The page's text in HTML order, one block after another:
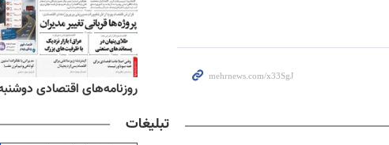
روزنامه‌های اقتصادی دوشنبه ۱۹ مرداد
تبلیغات